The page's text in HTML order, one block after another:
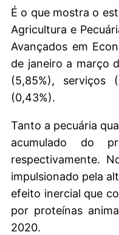
É o que mostra o
Agricultura e
Avançados em
de janeiro a março
(5,85%), serviços
(0,43%).
Tanto a pecuária
acumulado do
respectivamente.
impulsionado pela
efeito inercial que
por proteínas
2020.